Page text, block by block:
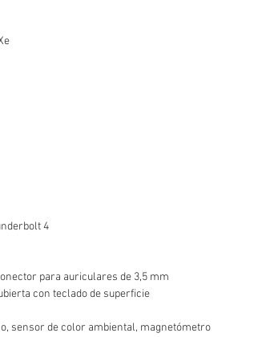
4
para auriculares de 3,5 mm
con teclado de superficie
sensor de color ambiental, magnetómetro